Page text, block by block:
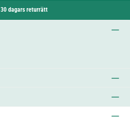
30 dagars returrätt